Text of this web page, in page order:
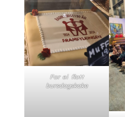
For ei flott
bursdagskake